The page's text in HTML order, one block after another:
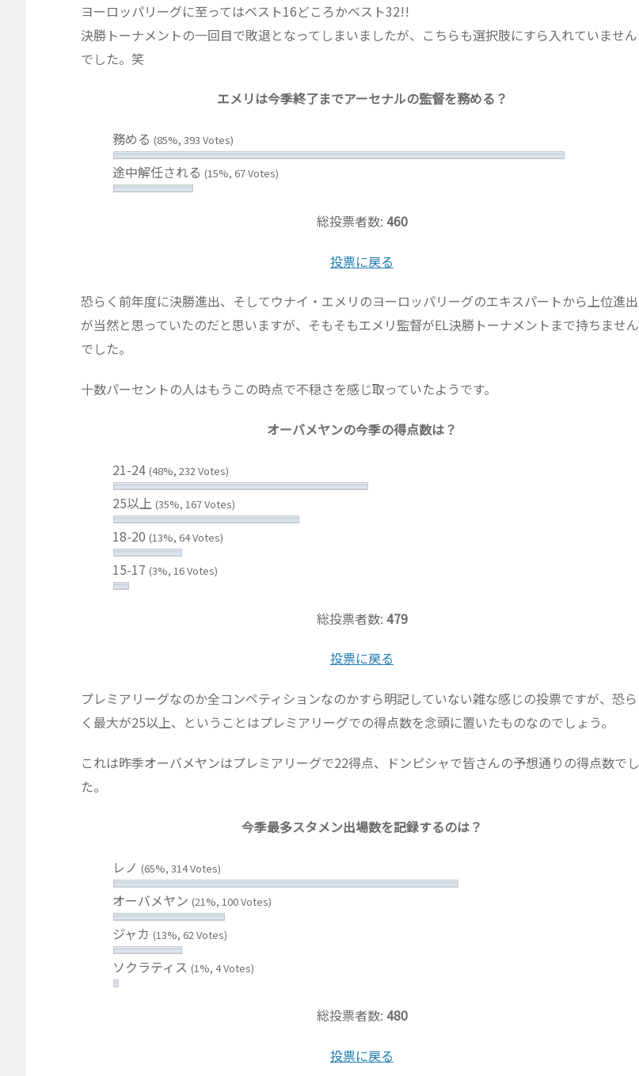
ヨーロッパリーグに至ってはベスト16どころかベスト32!!
決勝トーナメントの一回目で敗退となってしまいましたが、こちらも選択肢にすら入れていません
でした。笑
エメリは今季終了までアーセナルの監督を務める？
務める (85%, 393 Votes)
途中解任される (15%, 67 Votes)
総投票者数: 460
投票に戻る
恐らく前年度に決勝進出、そしてウナイ・エメリのヨーロッパリーグのエキスパートから上位進出
が当然と思っていたのだと思いますが、そもそもエメリ監督がEL決勝トーナメントまで持ちません
でした。
十数パーセントの人はもうこの時点で不穏さを感じ取っていたようです。
オーバメヤンの今季の得点数は？
21-24 (48%, 232 Votes)
25以上 (35%, 167 Votes)
18-20 (13%, 64 Votes)
15-17 (3%, 16 Votes)
総投票者数: 479
投票に戻る
プレミアリーグなのか全コンペティションなのかすら明記していない雑な感じの投票ですが、恐ら
く最大が25以上、ということはプレミアリーグでの得点数を念頭に置いたものなのでしょう。
これは昨季オーバメヤンはプレミアリーグで22得点、ドンピシャで皆さんの予想通りの得点数でし
た。
今季最多スタメン出場数を記録するのは？
レノ (65%, 314 Votes)
オーバメヤン (21%, 100 Votes)
ジャカ (13%, 62 Votes)
ソクラティス (1%, 4 Votes)
総投票者数: 480
投票に戻る